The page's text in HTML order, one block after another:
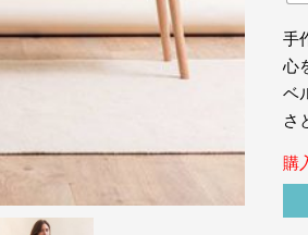
手
心
ベ
さ
購